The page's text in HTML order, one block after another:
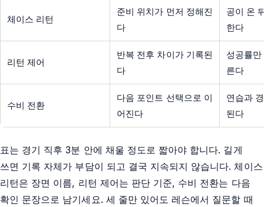
체이스 리턴
준비 위치가 먼저 정해진
다
공이 온
한다
리턴 제어
반복 전후 차이가 기록된
다
성공률
른다
수비 전환
다음 포인트 선택으로 이
어진다
연습과
된다
표는 경기 직후 3분 안에 채울 정도로 짧아야 합니다. 길게
쓰면 기록 자체가 부담이 되고 결국 지속되지 않습니다. 체이스
리턴은 장면 이름, 리턴 제어는 판단 기준, 수비 전환는 다음
확인 문장으로 남기세요. 세 줄만 있어도 레슨에서 질문할 때